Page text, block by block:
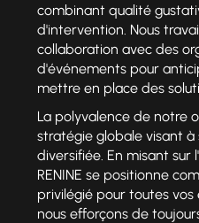
combinant qualité
d'intervention. Nous
collaboration avec des
d'événements pour
mettre en place des
La polyvalence de notre
stratégie globale visant à
diversifiée. En misant sur
RENINE se positionne
privilégié pour toutes vos
nous efforçons de